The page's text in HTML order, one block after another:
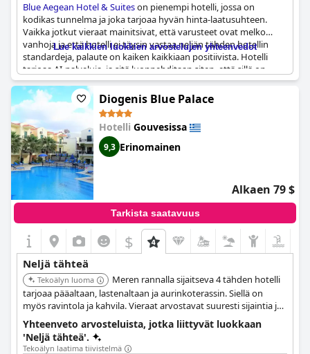
Blue Aegean Hotel & Suiteson pienempi hotelli, jossa on
kodikas tunnelma ja joka tarjoaa hyvän hinta-laatusuhteen.
Vaikka jotkut vieraat mainitsivat, että varusteet ovat melko
vanhoja ja että hotelli ei täysin vastaa neljän tähden hotellin
standardeja, palaute on kaiken kaikkiaan positiivista. Hotelli
tarjoaa AI-palveluja, ja sitä luonnehditaan siten, että sillä on
paljon potentiaalia kehittyä vielä paremmaksi. Jotkut vieraat
mainitsivat kuitenkin, että huoneissa ei ole saippuaa,
shampoonäytteitä ja hiustenkuivaajaa, joita neljän tähden
hotellista pitäisi löytyä. Näistä pienistä puutteista huolimatta
suurin osa vieraista oli sitä mieltä, että hotellin huoneet
vastaavat kuvausta ja että se on pieni ja mukava paikka yöpyä.
Lue kaikkien luokkien arvostelujen yhteenvedot
Diogenis Blue Palace
Hotelli Gouvesissa
9,3 Erinomainen
Alkaen 79 $
Tarkista saatavuus
$
Neljä tähteä
Tekoälyn luoma
Meren rannalla sijaitseva 4 tähden hotelli
tarjoaa pääaltaan, lastenaltaan ja aurinkoterassin. Siellä on
myös ravintola ja kahvila. Vieraat arvostavat suuresti sijaintia ja
merinäköalaa.
Yhteenveto arvosteluista, jotka liittyvät luokkaan
'Neljä tähteä'.
Tekoälyn laatima tiivistelmä